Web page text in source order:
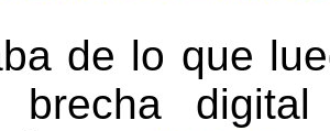
de lo que
brecha